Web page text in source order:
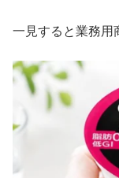
一見すると業務用